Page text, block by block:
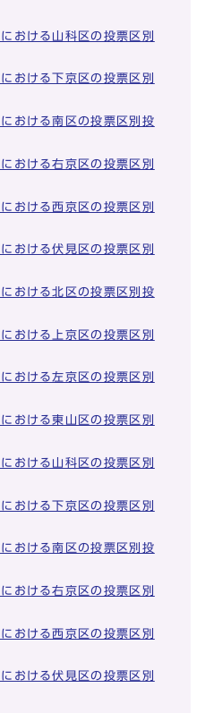
おける山科区の投票区別
おける下京区の投票区別
おける南区の投票区別投
おける右京区の投票区別
おける西京区の投票区別
おける伏見区の投票区別
おける北区の投票区別投
おける上京区の投票区別
おける左京区の投票区別
おける東山区の投票区別
おける山科区の投票区別
おける下京区の投票区別
おける南区の投票区別投
おける右京区の投票区別
おける西京区の投票区別
おける伏見区の投票区別